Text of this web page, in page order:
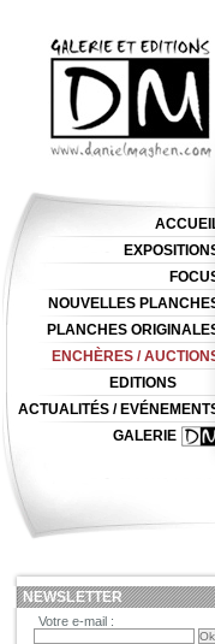
NOUVELLES
PLANCHES
ENCHÈRES /
EDITIONS
ACTUALITÉS /
GALERIE
NEWSLETTER
Votre e-mail :